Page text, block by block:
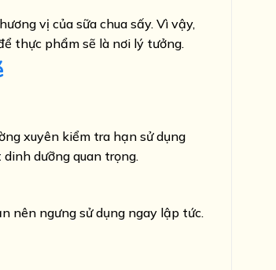
vị của sữa chua sấy. Vì vậy,
thực phẩm sẽ là nơi lý tưởng.
xuyên kiểm tra hạn sử dụng
dưỡng quan trọng.
nên ngưng sử dụng ngay lập tức.